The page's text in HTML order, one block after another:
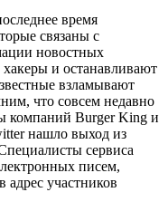
время
связаны с
новостных
и останавливают
взламывают
что совсем недавно
компаний Burger King и
нашло выход из
сервиса
писем,
адрес участников